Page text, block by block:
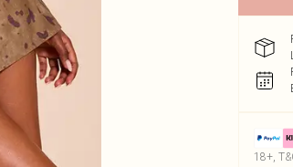
18+,